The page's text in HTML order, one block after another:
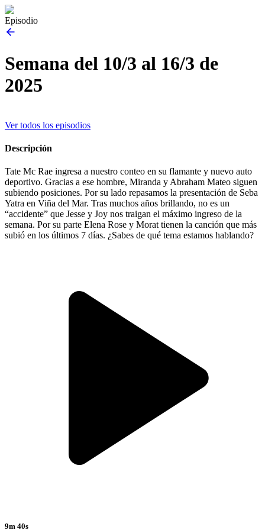
Episodio
Semana del 10/3 al 16/3 de
2025
Ver todos los episodios
Descripción
Tate Mc Rae ingresa a nuestro conteo en su flamante y nuevo auto
deportivo. Gracias a ese hombre, Miranda y Abraham Mateo siguen
subiendo posiciones. Por su lado repasamos la presentación de Seba
Yatra en Viña del Mar. Tras muchos años brillando, no es un
“accidente” que Jesse y Joy nos traigan el máximo ingreso de la
semana. Por su parte Elena Rose y Morat tienen la canción que más
subió en los últimos 7 días. ¿Sabes de qué tema estamos hablando?
9m 40s